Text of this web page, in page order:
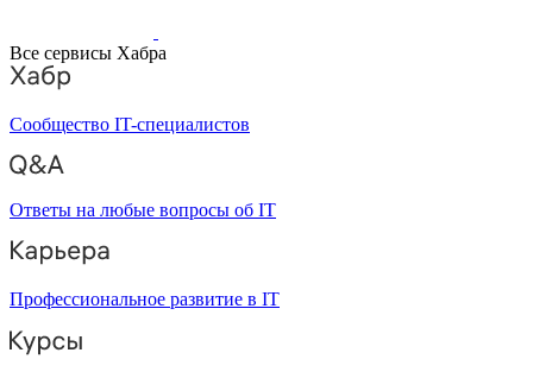
Все сервисы Хабра
Сообщество IT-специалистов
Ответы на любые вопросы об IT
Профессиональное развитие в IT